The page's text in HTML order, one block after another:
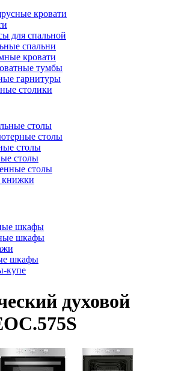
кровати
для спальной
спальни
кровати
тумбы
гарнитуры
столики
столы
столы
столы
столы
столы
шкафы
шкафы
шкафы
купе
духовой